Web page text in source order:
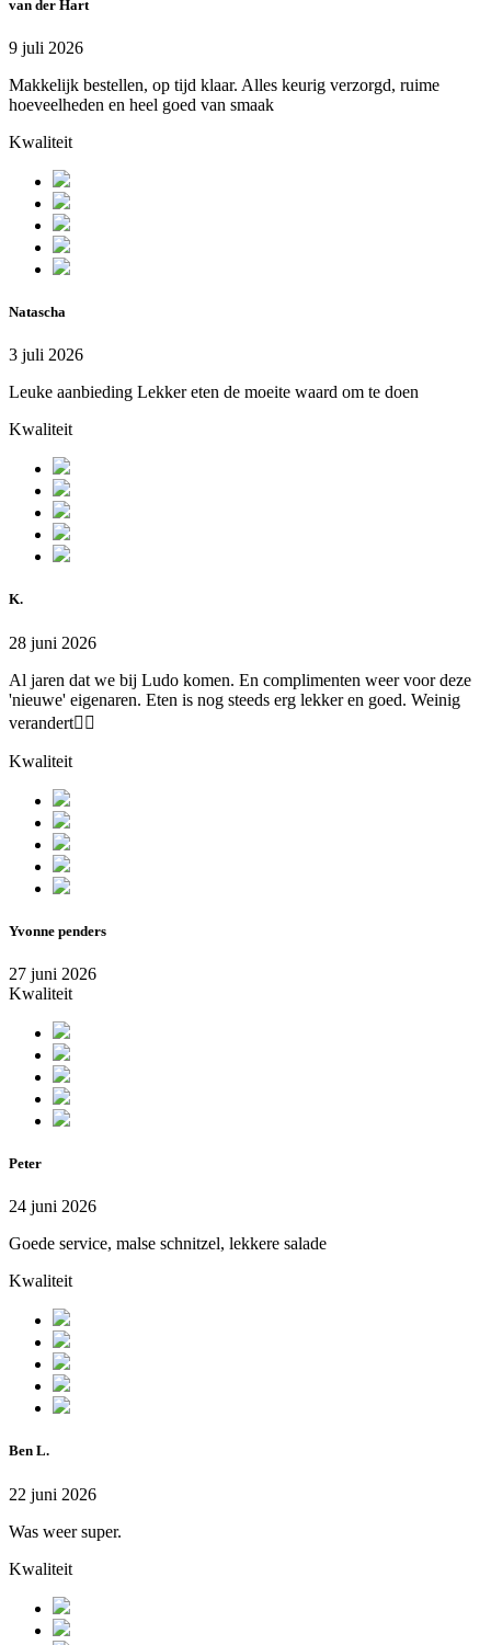
van der Hart
9 juli 2026
Makkelijk bestellen, op tijd klaar. Alles keurig verzorgd, ruime
hoeveelheden en heel goed van smaak
Kwaliteit
Natascha
3 juli 2026
Leuke aanbieding Lekker eten de moeite waard om te doen
Kwaliteit
K.
28 juni 2026
Al jaren dat we bij Ludo komen. En complimenten weer voor deze
'nieuwe' eigenaren. Eten is nog steeds erg lekker en goed. Weinig
verandert👌🏻
Kwaliteit
Yvonne penders
27 juni 2026
Kwaliteit
Peter
24 juni 2026
Goede service, malse schnitzel, lekkere salade
Kwaliteit
Ben L.
22 juni 2026
Was weer super.
Kwaliteit